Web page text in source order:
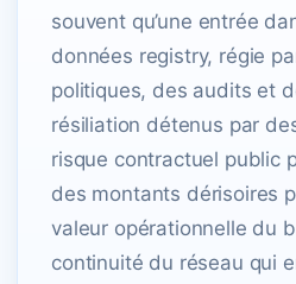
souvent qu’une entrée
données registry, régie
politiques, des audits et
résiliation détenus par
risque contractuel public
des montants dérisoires
valeur opérationnelle du
continuité du réseau qui